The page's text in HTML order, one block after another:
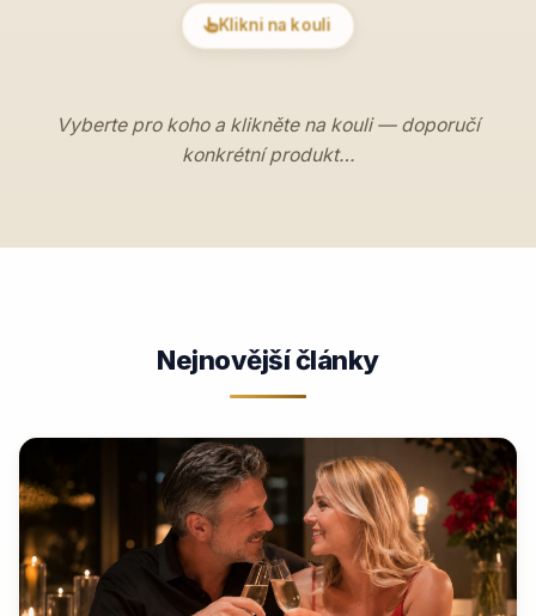
Klikni na kouli
Vyberte pro koho a klikněte na kouli — doporučí
konkrétní produkt…
Nejnovější články